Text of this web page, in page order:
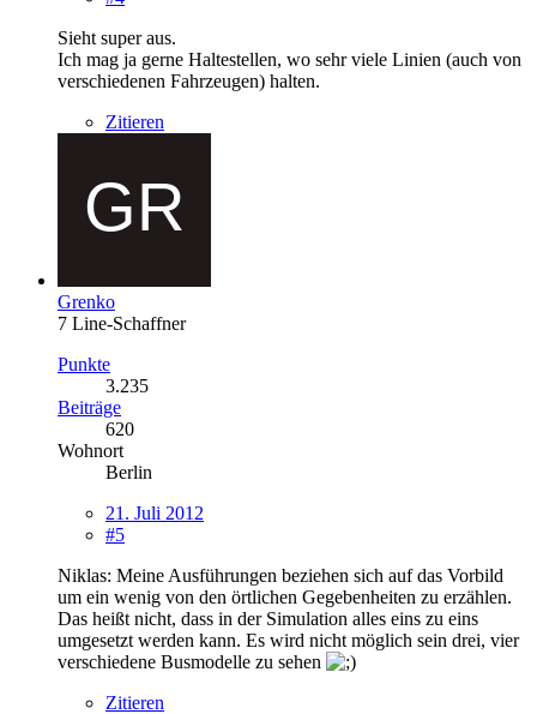
Sieht super aus.
Ich mag ja gerne Haltestellen, wo sehr viele Linien (auch von
verschiedenen Fahrzeugen) halten.
Zitieren
Grenko
7 Line-Schaffner
Punkte
3.235
Beiträge
620
Wohnort
Berlin
21. Juli 2012
#5
Niklas: Meine Ausführungen beziehen sich auf das Vorbild
um ein wenig von den örtlichen Gegebenheiten zu erzählen.
Das heißt nicht, dass in der Simulation alles eins zu eins
umgesetzt werden kann. Es wird nicht möglich sein drei, vier
verschiedene Busmodelle zu sehen
Zitieren